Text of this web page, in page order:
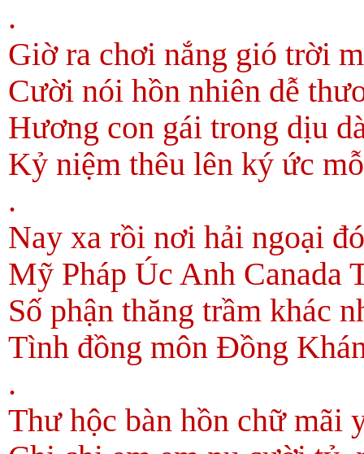
.
Giờ ra chơi nắng gió trời
Cười nói hồn nhiên dễ
Hương con gái trong dịu
Kỷ niệm thêu lên ký ức
.
Nay xa rồi nơi hải ngoại
Mỹ Pháp Úc Anh
Số phận thăng trầm khác
Tình đồng môn Đồng
.
Thư hộc bàn hồn chữ mãi